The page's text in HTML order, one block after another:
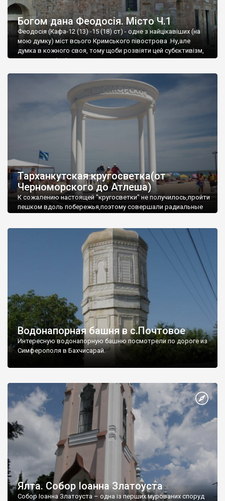
Богом дана Феодосія. Місто Ч.1
Феодосія (Кафа-12 (13) -15 (18) ст) - одне з найцікавіших (на
мою думку) міст всього Кримського півострова .Ну,але
думка в кожного своя, тому щоби розвіяти цей субєктивізм,
запрошую відвідати це
Тарханкутская кругосветка(от
Черноморского до Атлеша)
К сожалению настоящей "кругосветки" не получилось,пройти
пешком вдоль побережья,поэтому совершали радиальные
Водонапорная башня в с.Почтовое
Интересную водонапорную башню посмотрели по дороге из
Симферополя в Бахчисарай.
Ялта. Собор Іоанна Златоуста
Собор Іоанна Златоуста – одна із перших мурованих споруд